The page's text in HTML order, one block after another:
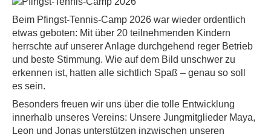
Beim Pfingst-Tennis-Camp 2026 war wieder ordentlich
etwas geboten: Mit über 20 teilnehmenden Kindern
herrschte auf unserer Anlage durchgehend reger Betrieb
und beste Stimmung. Wie auf dem Bild unschwer zu
erkennen ist, hatten alle sichtlich Spaß – genau so soll
es sein.
Besonders freuen wir uns über die tolle Entwicklung
innerhalb unseres Vereins: Unsere Jungmitglieder Maya,
Leon und Jonas unterstützen inzwischen unseren